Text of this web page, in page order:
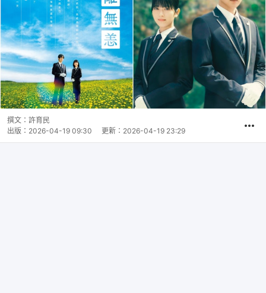
撰文： 許育民
出版： 2026-04-19 09:30 更新： 2026-04-19 23:29